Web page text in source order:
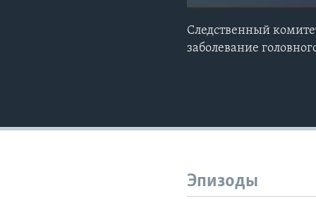
Следственный
заболевание
Эпизоды